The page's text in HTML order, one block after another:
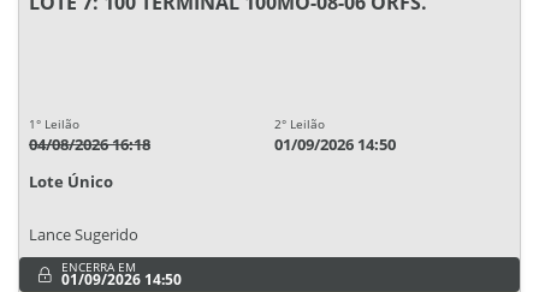
1° Leilão
04/08/2026 16:18
2° Leilão
01/09/2026 14:50
Lote Único
Lance Sugerido
ENCERRA EM
01/09/2026 14:50